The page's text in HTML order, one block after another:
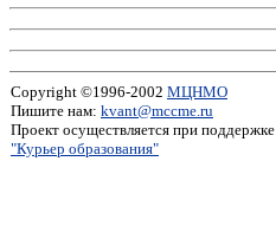
Copyright ©1996-2002 МЦНМО
Пишите нам: kvant@mccme.ru
Проект осуществляется при поддержке
"Курьер образования"